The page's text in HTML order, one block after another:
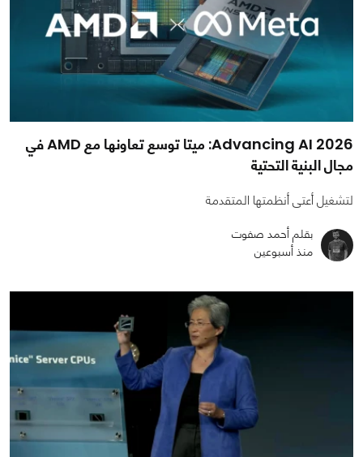
Advancing AI 2026: ميتا توسع تعاونها مع AMD في
مجال البنية التحتية
لتشغيل أعتى أنظمتها المتقدمة
بقلم أحمد صفوت
منذ أسبوعين